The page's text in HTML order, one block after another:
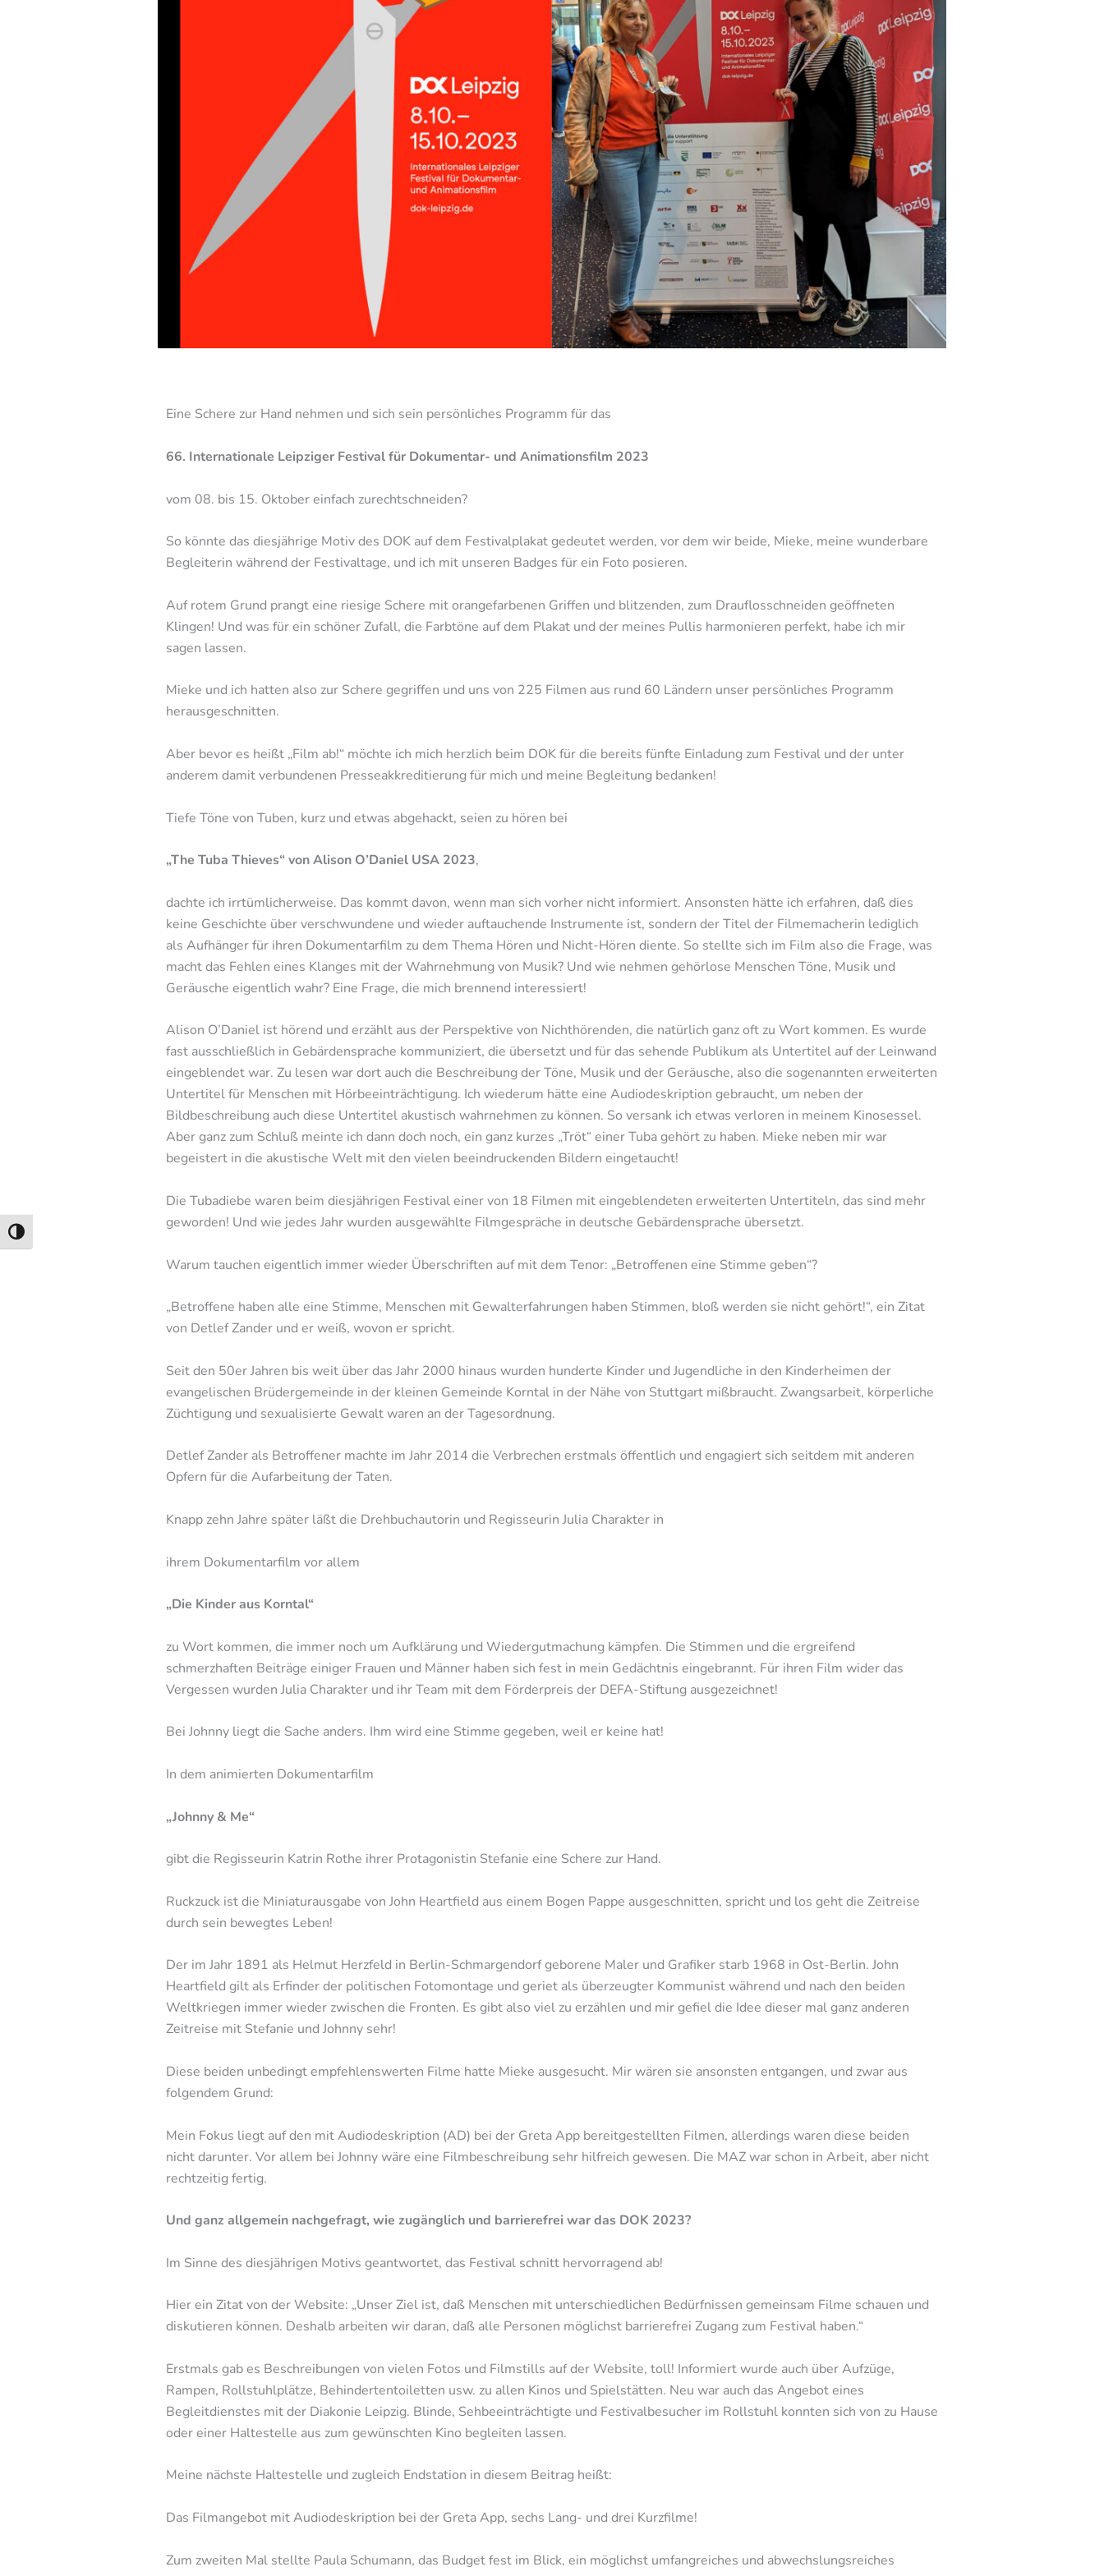
Umschalten auf hohe Kontraste
Eine Schere zur Hand nehmen und sich sein persönliches Programm für das
66. Internationale Leipziger Festival für Dokumentar- und Animationsfilm 2023
vom 08. bis 15. Oktober einfach zurechtschneiden?
So könnte das diesjährige Motiv des DOK auf dem Festivalplakat gedeutet werden, vor dem wir beide, Mieke, meine wunderbare
Begleiterin während der Festivaltage, und ich mit unseren Badges für ein Foto posieren.
Auf rotem Grund prangt eine riesige Schere mit orangefarbenen Griffen und blitzenden, zum Drauflosschneiden geöffneten
Klingen! Und was für ein schöner Zufall, die Farbtöne auf dem Plakat und der meines Pullis harmonieren perfekt, habe ich mir
sagen lassen.
Mieke und ich hatten also zur Schere gegriffen und uns von 225 Filmen aus rund 60 Ländern unser persönliches Programm
herausgeschnitten.
Aber bevor es heißt „Film ab!“ möchte ich mich herzlich beim DOK für die bereits fünfte Einladung zum Festival und der unter
anderem damit verbundenen Presseakkreditierung für mich und meine Begleitung bedanken!
Tiefe Töne von Tuben, kurz und etwas abgehackt, seien zu hören bei
„The Tuba Thieves“ von Alison O’Daniel USA 2023,
dachte ich irrtümlicherweise. Das kommt davon, wenn man sich vorher nicht informiert. Ansonsten hätte ich erfahren, daß dies
keine Geschichte über verschwundene und wieder auftauchende Instrumente ist, sondern der Titel der Filmemacherin lediglich
als Aufhänger für ihren Dokumentarfilm zu dem Thema Hören und Nicht-Hören diente. So stellte sich im Film also die Frage, was
macht das Fehlen eines Klanges mit der Wahrnehmung von Musik? Und wie nehmen gehörlose Menschen Töne, Musik und
Geräusche eigentlich wahr? Eine Frage, die mich brennend interessiert!
Alison O’Daniel ist hörend und erzählt aus der Perspektive von Nichthörenden, die natürlich ganz oft zu Wort kommen. Es wurde
fast ausschließlich in Gebärdensprache kommuniziert, die übersetzt und für das sehende Publikum als Untertitel auf der Leinwand
eingeblendet war. Zu lesen war dort auch die Beschreibung der Töne, Musik und der Geräusche, also die sogenannten erweiterten
Untertitel für Menschen mit Hörbeeinträchtigung. Ich wiederum hätte eine Audiodeskription gebraucht, um neben der
Bildbeschreibung auch diese Untertitel akustisch wahrnehmen zu können. So versank ich etwas verloren in meinem Kinosessel.
Aber ganz zum Schluß meinte ich dann doch noch, ein ganz kurzes „Tröt“ einer Tuba gehört zu haben. Mieke neben mir war
begeistert in die akustische Welt mit den vielen beeindruckenden Bildern eingetaucht!
Die Tubadiebe waren beim diesjährigen Festival einer von 18 Filmen mit eingeblendeten erweiterten Untertiteln, das sind mehr
geworden! Und wie jedes Jahr wurden ausgewählte Filmgespräche in deutsche Gebärdensprache übersetzt.
Warum tauchen eigentlich immer wieder Überschriften auf mit dem Tenor: „Betroffenen eine Stimme geben“?
„Betroffene haben alle eine Stimme, Menschen mit Gewalterfahrungen haben Stimmen, bloß werden sie nicht gehört!“, ein Zitat
von Detlef Zander und er weiß, wovon er spricht.
Seit den 50er Jahren bis weit über das Jahr 2000 hinaus wurden hunderte Kinder und Jugendliche in den Kinderheimen der
evangelischen Brüdergemeinde in der kleinen Gemeinde Korntal in der Nähe von Stuttgart mißbraucht. Zwangsarbeit, körperliche
Züchtigung und sexualisierte Gewalt waren an der Tagesordnung.
Detlef Zander als Betroffener machte im Jahr 2014 die Verbrechen erstmals öffentlich und engagiert sich seitdem mit anderen
Opfern für die Aufarbeitung der Taten.
Knapp zehn Jahre später läßt die Drehbuchautorin und Regisseurin Julia Charakter in
ihrem Dokumentarfilm vor allem
„Die Kinder aus Korntal“
zu Wort kommen, die immer noch um Aufklärung und Wiedergutmachung kämpfen. Die Stimmen und die ergreifend
schmerzhaften Beiträge einiger Frauen und Männer haben sich fest in mein Gedächtnis eingebrannt. Für ihren Film wider das
Vergessen wurden Julia Charakter und ihr Team mit dem Förderpreis der DEFA-Stiftung ausgezeichnet!
Bei Johnny liegt die Sache anders. Ihm wird eine Stimme gegeben, weil er keine hat!
In dem animierten Dokumentarfilm
„Johnny & Me“
gibt die Regisseurin Katrin Rothe ihrer Protagonistin Stefanie eine Schere zur Hand.
Ruckzuck ist die Miniaturausgabe von John Heartfield aus einem Bogen Pappe ausgeschnitten, spricht und los geht die Zeitreise
durch sein bewegtes Leben!
Der im Jahr 1891 als Helmut Herzfeld in Berlin-Schmargendorf geborene Maler und Grafiker starb 1968 in Ost-Berlin. John
Heartfield gilt als Erfinder der politischen Fotomontage und geriet als überzeugter Kommunist während und nach den beiden
Weltkriegen immer wieder zwischen die Fronten. Es gibt also viel zu erzählen und mir gefiel die Idee dieser mal ganz anderen
Zeitreise mit Stefanie und Johnny sehr!
Diese beiden unbedingt empfehlenswerten Filme hatte Mieke ausgesucht. Mir wären sie ansonsten entgangen, und zwar aus
folgendem Grund:
Mein Fokus liegt auf den mit Audiodeskription (AD) bei der Greta App bereitgestellten Filmen, allerdings waren diese beiden
nicht darunter. Vor allem bei Johnny wäre eine Filmbeschreibung sehr hilfreich gewesen. Die MAZ war schon in Arbeit, aber nicht
rechtzeitig fertig.
Und ganz allgemein nachgefragt, wie zugänglich und barrierefrei war das DOK 2023?
Im Sinne des diesjährigen Motivs geantwortet, das Festival schnitt hervorragend ab!
Hier ein Zitat von der Website: „Unser Ziel ist, daß Menschen mit unterschiedlichen Bedürfnissen gemeinsam Filme schauen und
diskutieren können. Deshalb arbeiten wir daran, daß alle Personen möglichst barrierefrei Zugang zum Festival haben.“
Erstmals gab es Beschreibungen von vielen Fotos und Filmstills auf der Website, toll! Informiert wurde auch über Aufzüge,
Rampen, Rollstuhlplätze, Behindertentoiletten usw. zu allen Kinos und Spielstätten. Neu war auch das Angebot eines
Begleitdienstes mit der Diakonie Leipzig. Blinde, Sehbeeinträchtigte und Festivalbesucher im Rollstuhl konnten sich von zu Hause
oder einer Haltestelle aus zum gewünschten Kino begleiten lassen.
Meine nächste Haltestelle und zugleich Endstation in diesem Beitrag heißt:
Das Filmangebot mit Audiodeskription bei der Greta App, sechs Lang- und drei Kurzfilme!
Zum zweiten Mal stellte Paula Schumann, das Budget fest im Blick, ein möglichst umfangreiches und abwechslungsreiches